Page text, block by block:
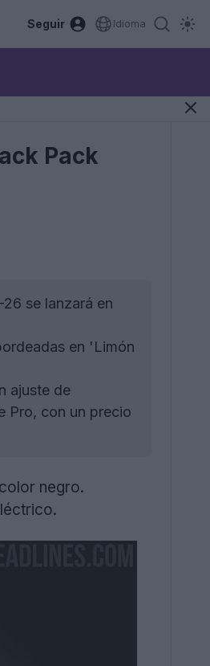
Seguir Idioma
Pack
se lanzará en
en 'Limón
ajuste de
Pro, con un precio
negro.